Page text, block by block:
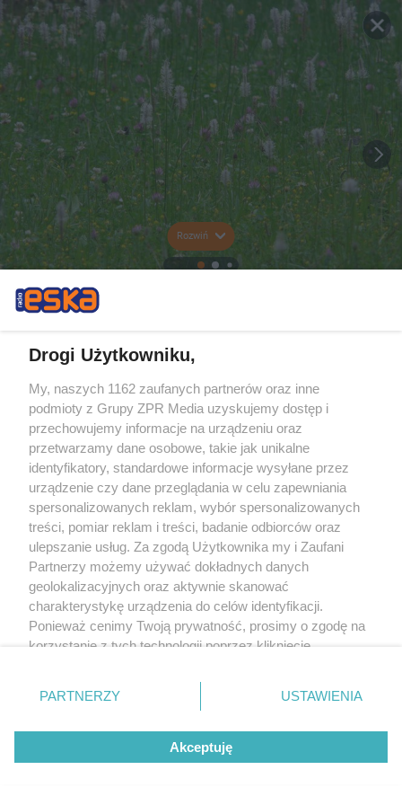
Rozwiń
Drogi Użytkowniku,
My, naszych 1162 zaufanych partnerów oraz inne
podmioty z Grupy ZPR Media uzyskujemy dostęp i
przechowujemy informacje na urządzeniu oraz
przetwarzamy dane osobowe, takie jak unikalne
identyfikatory, standardowe informacje wysyłane przez
urządzenie czy dane przeglądania w celu zapewniania
spersonalizowanych reklam, wybór spersonalizowanych
treści, pomiar reklam i treści, badanie odbiorców oraz
ulepszanie usług. Za zgodą Użytkownika my i Zaufani
Partnerzy możemy używać dokładnych danych
geolokalizacyjnych oraz aktywnie skanować
charakterystykę urządzenia do celów identyfikacji.
Ponieważ cenimy Twoją prywatność, prosimy o zgodę na
korzystanie z tych technologii poprzez kliknięcie
zmienić/wycofać klikając przycisk ustawień prywatności
znajdujący się w lewym dolnym rogu strony
rodzaje przetwarzania danych nie wymagają zgody
użytkownika, ale masz prawo sprzeciwić się takiemu
przetwarzaniu. Preferencje będą miały zastosowanie tylko
PARTNERZY USTAWIENIA
Akceptuję